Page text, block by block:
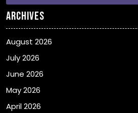
Archives
August 2026
July 2026
June 2026
May 2026
April 2026